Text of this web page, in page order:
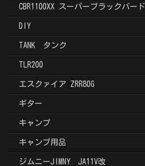
CBR1100XX スーパーブラックバード
DIY
TANK タンク
TLR200
エスクァイア ZRR80G
ギター
キャンプ
キャンプ用品
ジムニーJIMNY JA11V改